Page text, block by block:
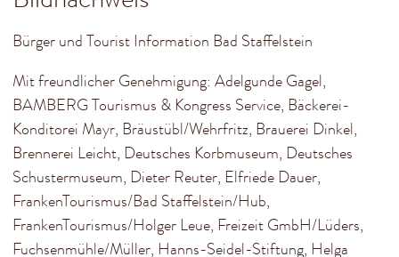
Bürger und Tourist Information Bad Staffelstein
Mit freundlicher Genehmigung: Adelgunde Gagel,
BAMBERG Tourismus & Kongress Service, Bäckerei-
Konditorei Mayr, Bräustübl/Wehrfritz, Brauerei Dinkel,
Brennerei Leicht, Deutsches Korbmuseum, Deutsches
Schustermuseum, Dieter Reuter, Elfriede Dauer,
FrankenTourismus/Bad Staffelstein/Hub,
FrankenTourismus/Holger Leue, Freizeit GmbH/Lüders,
Fuchsenmühle/Müller, Hanns-Seidel-Stiftung, Helga